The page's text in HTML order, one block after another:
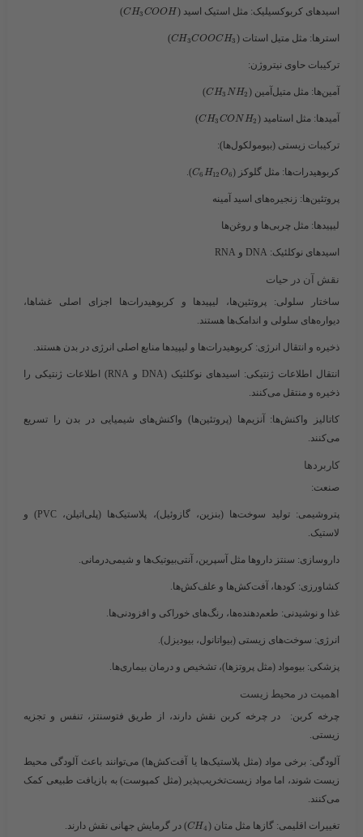
اسیدهای کربوکسیلیک: مثل استیک اسید (​ CH3 COOH
​)
استرها: مثل متیل استات (​ CH3COOCH3
​)
ترکیبات حاوی نیتروژن:
آمین‌ها: مثل متیل‌آمین (​ CH3 NH2
​)
آمیدها: مثل استامید (​ CH3 CONH2
​)
ترکیبات زیستی (بیومولکول‌ها):
کربوهیدرات‌ها: مثل گلوکز (​ C6 H12 O6
​).
پروتئین‌ها: زنجیره‌های اسید آمینه
لیپیدها: مثل چربی‌ها و روغن‌ها
اسیدهای نوکلئیک: DNA و RNA
نقش آن در حیات
ساختار سلولی: پروتئین‌ها، لیپیدها و کربوهیدرات‌ها اجزای اصلی غشاها،
دیواره‌های سلولی و اندامک‌ها هستند.
ذخیره و انتقال انرژی: کربوهیدرات‌ها و لیپیدها منابع اصلی انرژی در بدن هستند.
انتقال اطلاعات ژنتیکی
: اسیدهای نوکلئیک (DNA و RNA) اطلاعات ژنتیکی را
ذخیره و منتقل می‌کنند.
کاتالیز واکنش‌ها: آنزیم‌ها (پروتئین‌ها) واکنش‌های شیمیایی در بدن را تسریع
می‌کنند.
کاربردها
صنعت:
پتروشیمی
: تولید سوخت‌ها (بنزین، گازوئیل)، پلاستیک‌ها (پلی‌اتیلن، PVC) و
لاستیک.
داروسازی: سنتز داروها مثل آسپرین، آنتی‌بیوتیک‌ها و شیمی‌درمانی.
کشاورزی: کودها، آفت‌کش‌ها و علف‌کش‌ها.
غذا و نوشیدنی: طعم‌دهنده‌ها، رنگ‌های خوراکی و افزودنی‌ها.
انرژی: سوخت‌های زیستی (بیواتانول، بیودیزل).
پزشکی: بیومواد (مثل پروتزها)، تشخیص و درمان بیماری‌ها.
اهمیت در محیط زیست
چرخه کربن: در چرخه کربن نقش دارند، از طریق فتوسنتز، تنفس و تجزیه
زیستی.
آلودگی: برخی مواد (مثل پلاستیک‌ها یا آفت‌کش‌ها) می‌توانند باعث آلودگی محیط
زیست شوند، اما مواد زیست‌تخریب‌پذیر (مثل کمپوست) به بازیافت طبیعی کمک
می‌کنند.
تغییرات اقلیمی: گازها مثل متان (​ CH4 ​) در گرمایش جهانی نقش دارند.